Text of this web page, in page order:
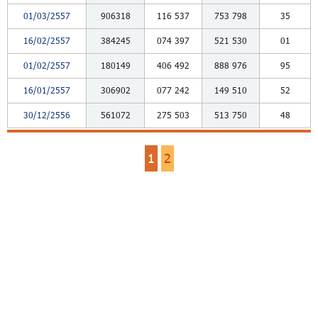
01/03/2557 906318 116 537 753 798 35
16/02/2557 384245 074 397 521 530 01
01/02/2557 180149 406 492 888 976 95
16/01/2557 306902 077 242 149 510 52
30/12/2556 561072 275 503 513 750 48
1 2